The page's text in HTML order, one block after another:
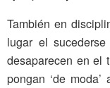
También en
lugar el
desaparecen en el
pongan ‘de